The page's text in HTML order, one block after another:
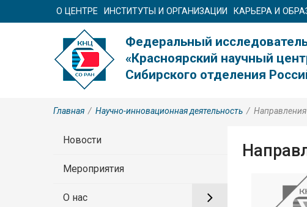
О ЦЕНТРЕ ИНСТИТУТЫ И ОРГАНИЗАЦИИ КАРЬЕРА И
Федеральный
«Красноярский научный
Сибирского отделения
Главная / Научно-инновационная деятельность / Направления
Новости
Мероприятия
О нас